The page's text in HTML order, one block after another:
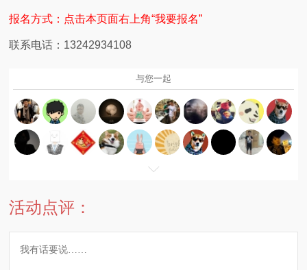
报名方式 ：点击本页面右上角“我要报名”
联系电话：13242934108
与您一起
活动点评：